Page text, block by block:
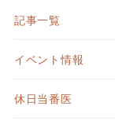
記事一覧
イベント情報
休日当番医